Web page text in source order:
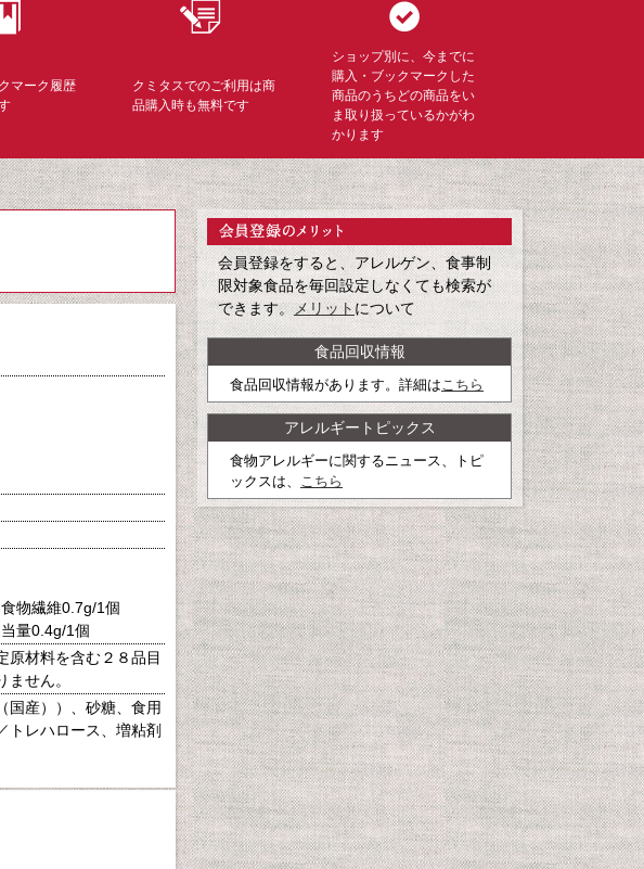
マーク履歴
クミタスでのご利用は商
品購入時も無料です
ショップ別に、今までに
購入・ブックマークした
商品のうちどの商品をい
ま取り扱っているかがわ
かります
物繊維0.7g/1個
量0.4g/1個
原材料を含む２８品目
せん。
国産））、砂糖、食用
トレハロース、増粘剤
会員登録をすると、アレルゲン、食事制
限対象食品を毎回設定しなくても検索が
できます。メリットについて
食品回収情報
食品回収情報があります。詳細は こちら
アレルギートピックス
食物アレルギーに関するニュース、トピ
ックスは、
こちら